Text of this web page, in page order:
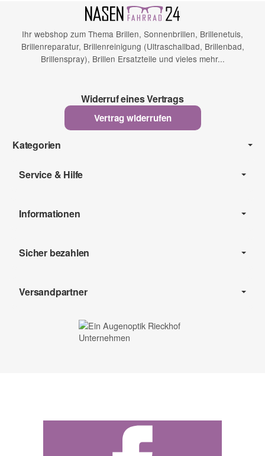
Ihr webshop zum Thema Brillen, Sonnenbrillen, Brillenetuis,
Brillenreparatur, Brillenreinigung (Ultraschallbad, Brillenbad,
Brillenspray), Brillen Ersatzteile und vieles mehr...
Widerruf eines Vertrags
Vertrag widerrufen
Kategorien
Service & Hilfe
Informationen
Sicher bezahlen
Versandpartner